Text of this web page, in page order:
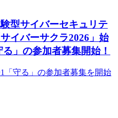
型サイバーセキュリテ
イバーサクラ2026」始
」の参加者募集開始！
「守る」の参加者募集を開始